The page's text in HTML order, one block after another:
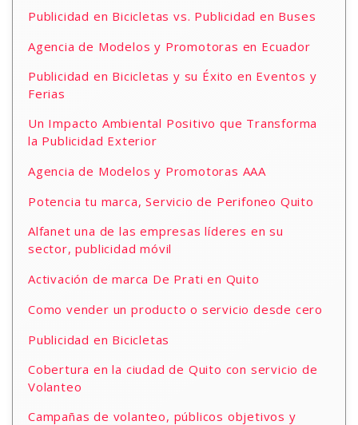
Publicidad en Bicicletas vs. Publicidad en Buses
Agencia de Modelos y Promotoras en Ecuador
Publicidad en Bicicletas y su Éxito en Eventos y
Ferias
Un Impacto Ambiental Positivo que Transforma
la Publicidad Exterior
Agencia de Modelos y Promotoras AAA
Potencia tu marca, Servicio de Perifoneo Quito
Alfanet una de las empresas líderes en su
sector, publicidad móvil
Activación de marca De Prati en Quito
Como vender un producto o servicio desde cero
Publicidad en Bicicletas
Cobertura en la ciudad de Quito con servicio de
Volanteo
Campañas de volanteo, públicos objetivos y